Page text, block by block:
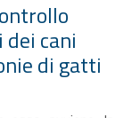
cani
di gatti